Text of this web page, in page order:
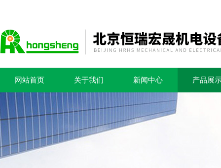
网站首页 关于我们 新闻中心 产品展